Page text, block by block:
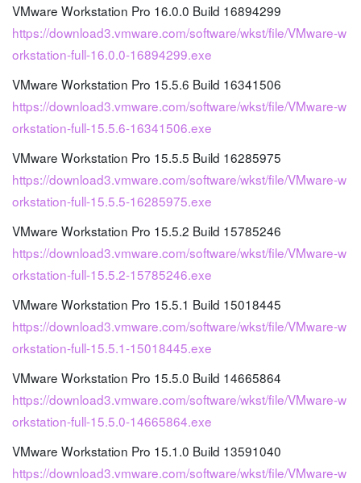
VMware Workstation Pro 16.0.0 Build 16894299
https://download3.vmware.com/software/wkst/file/VMware-w
orkstation-full-16.0.0-16894299.exe
VMware Workstation Pro 15.5.6 Build 16341506
https://download3.vmware.com/software/wkst/file/VMware-w
orkstation-full-15.5.6-16341506.exe
VMware Workstation Pro 15.5.5 Build 16285975
https://download3.vmware.com/software/wkst/file/VMware-w
orkstation-full-15.5.5-16285975.exe
VMware Workstation Pro 15.5.2 Build 15785246
https://download3.vmware.com/software/wkst/file/VMware-w
orkstation-full-15.5.2-15785246.exe
VMware Workstation Pro 15.5.1 Build 15018445
https://download3.vmware.com/software/wkst/file/VMware-w
orkstation-full-15.5.1-15018445.exe
VMware Workstation Pro 15.5.0 Build 14665864
https://download3.vmware.com/software/wkst/file/VMware-w
orkstation-full-15.5.0-14665864.exe
VMware Workstation Pro 15.1.0 Build 13591040
https://download3.vmware.com/software/wkst/file/VMware-w